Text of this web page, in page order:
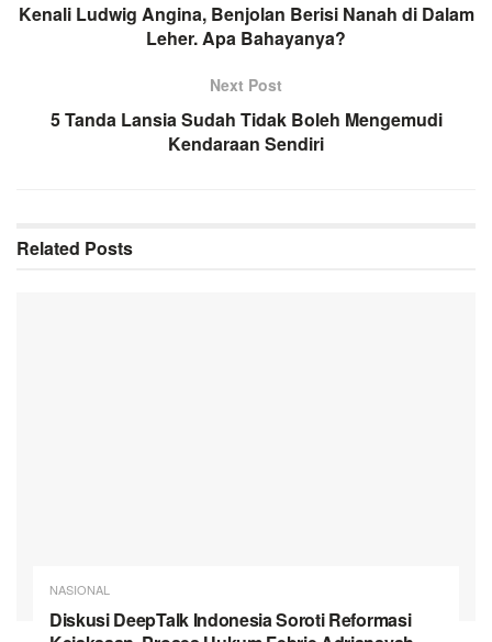
Kenali Ludwig Angina, Benjolan Berisi Nanah di Dalam
Leher. Apa Bahayanya?
Next Post
5 Tanda Lansia Sudah Tidak Boleh Mengemudi
Kendaraan Sendiri
Related Posts
NASIONAL
Diskusi DeepTalk Indonesia Soroti Reformasi